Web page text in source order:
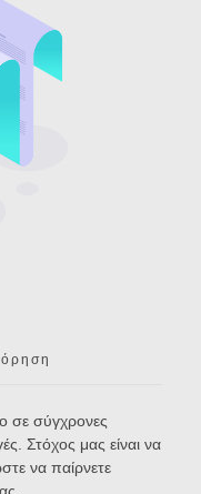
σε σύγχρονες
Στόχος μας είναι να
να παίρνετε